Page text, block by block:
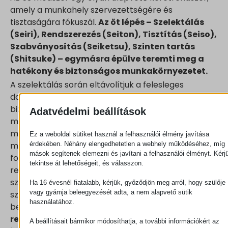
amely a munkahely szervezettségére és
tisztaságára fókuszál. Az öt lépés – Szelektálás
(Seiri), Rendszerezés (Seiton), Tisztítás (Seiso),
Szabványosítás (Seiketsu), Szinten tartás
(Shitsuke) – egymásra épülve teremti meg a
hatékony és biztonságos munkakörnyezetet.
A szelektálás során eltávolítjuk a felesleges
dolgokat a munkaterületről. A rendszerezés
biztosítja, hogy minden szükséges dolognak
meglegyen a kijelölt helye, és könnyen
megtalálható legyen. A tisztítás magában foglalja a
munkahely rendszeres takarítását és a problémák
forrásainak feltárását. A szabványosítás az elért
rendezettség és tisztaság fenntartásához
szükséges eljárások rögzítését jelenti. Végül pedig a
szinten tartás a bevezetett elvek következetes
betartását jelenti.
rendszer napi szinten jelentős
Adatvédelmi beállítások
Ez a weboldal sütiket használ a felhasználói élmény javítása
érdekében. Néhány elengedhetetlen a webhely működéséhez, míg
mások segítenek elemezni és javítani a felhasználói élményt.
tekintse át lehetőségeit, és válasszon.
Ha 16 évesnél fiatalabb, kérjük, győződjön meg arról, hogy szülője
vagy gyámja beleegyezését adta, a nem alapvető sütik
használatához.
A beállításait bármikor módosíthatja, a további információkért az